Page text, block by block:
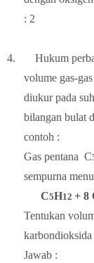
: 2
4. Hukum
volume gas-
diukur pada
bilangan bulat
contoh :
Gas pentana C
sempurna
C5H12 + 8
Tentukan
karbondioksida
Jawab :